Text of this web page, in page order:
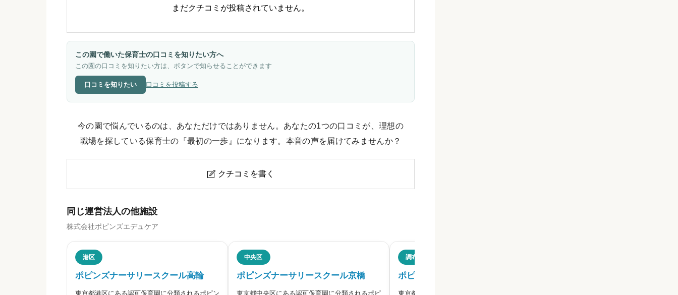
まだクチコミが投稿されていません。
この園で働いた保育士の口コミを知りたい方へ
この園の口コミを知りたい方は、ボタンで知らせることができます
口コミを知りたい 口コミを投稿する
今の園で悩んでいるのは、あなただけではありません。あなたの1つの口コミが、理想の
職場を探している保育士の『最初の一歩』になります。本音の声を届けてみませんか？
 クチコミを書く
ニックネーム 任意
同じ運営法人の他施設
株式会社ポピンズエデュケア
港区
ポピンズナーサリースクール高輪
東京都港区にある認可保育園に分類されるポピン
中央区
ポピンズナーサリースクール京橋
東京都中央区にある認可保育園に分類されるポピ
調布市
ポピンズナーサリースクール調布
東京都調布市にある認可保育園に分類されるポピ